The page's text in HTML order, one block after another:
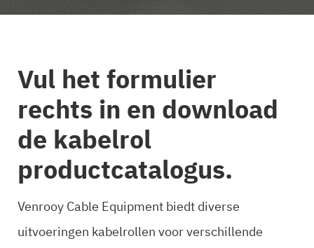
Vul het formulier
rechts in en download
de kabelrol
productcatalogus.
Venrooy Cable Equipment biedt diverse
uitvoeringen kabelrollen voor verschillende